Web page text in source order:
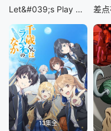
Let&#039;s Play 充满挑战的人生
13集全